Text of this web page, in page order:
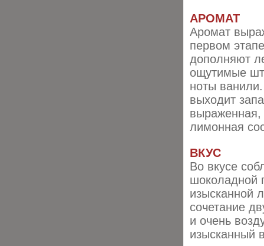
АРОМАТ
Аромат
первом
дополняют
ощутимые
ноты
выходит
выраженная,
лимонная
ВКУС
Во вкусе
шоколадной
изысканной
сочетание
и очень
изысканный